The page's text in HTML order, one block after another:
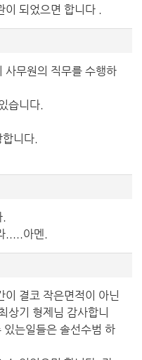
되었으면 합니다 .
사무원의 직무를 수행하
습니다.
니다.
.....아멘.
결코 작은면적이 아닌
상기 형제님 감사합니
는일들은 솔선수범 하